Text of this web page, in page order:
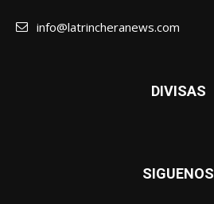
info@latrincheranews.com
DIVISAS
SIGUENOS